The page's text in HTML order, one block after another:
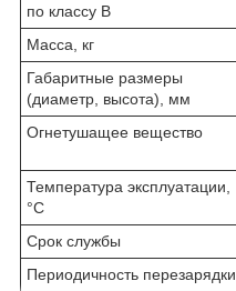
по классу В
Масса, кг
Габаритные размеры
(диаметр, высота), мм
Огнетушащее вещество
Температура эксплуатации,
°C
Срок службы
Периодичность перезарядки